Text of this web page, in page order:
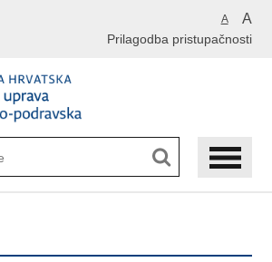
A A
Prilagodba pristupačnosti